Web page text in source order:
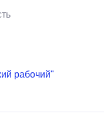
рабочий"